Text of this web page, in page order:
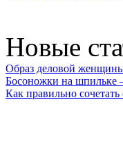
Новые
Образ деловой
Босоножки на шпильке
Как правильно